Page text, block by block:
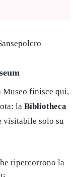
finisce qui,
la Bibliotheca
visitabile solo su
ripercorrono la